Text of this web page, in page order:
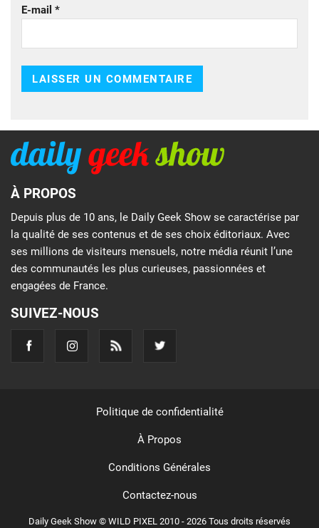
E-mail *
À PROPOS
Depuis plus de 10 ans, le Daily Geek Show se caractérise par
la qualité de ses contenus et de ses choix éditoriaux. Avec
ses millions de visiteurs mensuels, notre média réunit l’une
des communautés les plus curieuses, passionnées et
engagées de France.
SUIVEZ-NOUS
Daily Geek Show © WILD PIXEL 2010 - 2026 Tous droits réservés
Politique de confidentialité
À Propos
Conditions Générales
Contactez-nous